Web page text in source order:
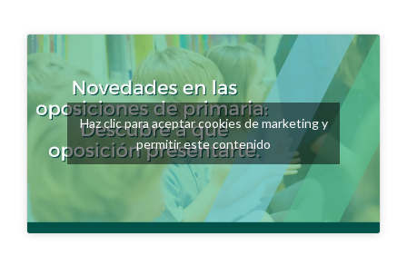
Haz clic para aceptar cookies de marketing y
permitir este contenido